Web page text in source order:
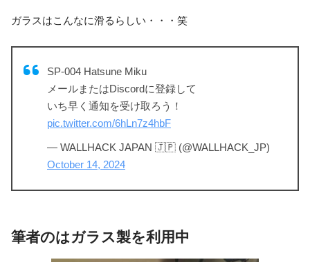
ガラスはこんなに滑るらしい・・・笑
SP-004 Hatsune Miku
メールまたはDiscordに登録して
いち早く通知を受け取ろう！
pic.twitter.com/6hLn7z4hbF
— WALLHACK JAPAN 🇯🇵 (@WALLHACK_JP)
October 14, 2024
筆者のはガラス製を利用中